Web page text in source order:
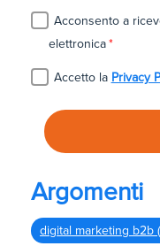
Acconsento a
elettronica*
Accetto la Privacy
Argomenti
digital marketing b2b